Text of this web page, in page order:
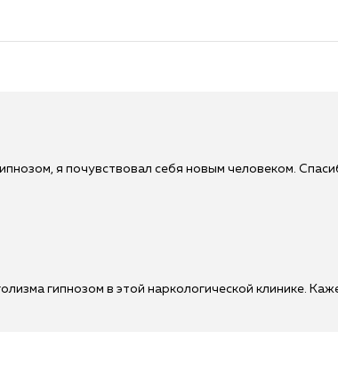
я почувствовал себя новым человеком.
гипнозом в этой наркологической клинике.